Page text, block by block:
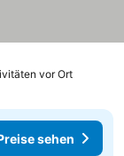
vor Ort
sehen